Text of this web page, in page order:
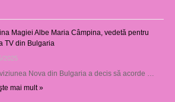
Magiei Albe Maria Câmpina, vedetă pentru
TV din Bulgaria
2025
Nova din Bulgaria a decis să acorde …
mai mult »